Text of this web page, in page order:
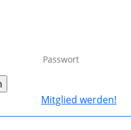
Mitglied werden!